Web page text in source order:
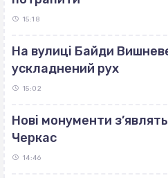
15:18
На вулиці Байди
ускладнений рух
15:02
Нові монументи
Черкас
14:46